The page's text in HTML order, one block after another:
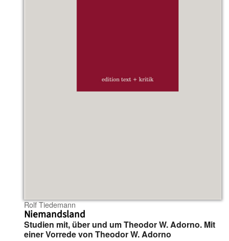
Rolf Tiedemann
Niemandsland
Studien mit, über und um Theodor W. Adorno. Mit
einer Vorrede von Theodor W. Adorno